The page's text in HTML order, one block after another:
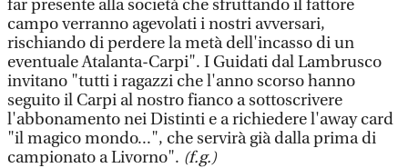
far presente alla società che sfruttando il fattore
campo verranno agevolati i nostri avversari,
rischiando di perdere la metà dell'incasso di un
eventuale Atalanta-Carpi". I Guidati dal Lambrusco
invitano "tutti i ragazzi che l'anno scorso hanno
seguito il Carpi al nostro fianco a sottoscrivere
l'abbonamento nei Distinti e a richiedere l'away card
"il magico mondo...", che servirà già dalla prima di
campionato a Livorno". (f.g.)